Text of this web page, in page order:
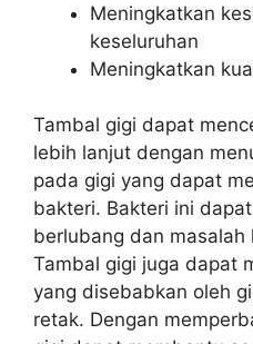
Meningkatkan
keseluruhan
Meningkatkan
Tambal gigi dapat
lebih lanjut dengan
pada gigi yang dapat
bakteri. Bakteri ini
berlubang dan masalah
Tambal gigi juga dapat
yang disebabkan oleh
retak. Dengan